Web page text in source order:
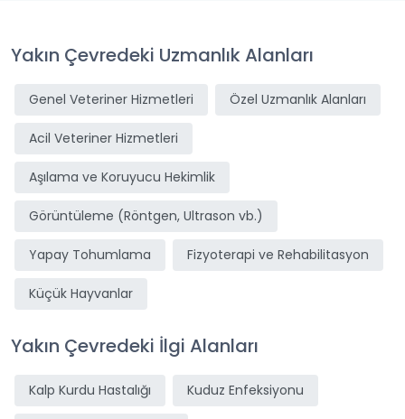
Yakın Çevredeki Uzmanlık Alanları
Genel Veteriner Hizmetleri Özel Uzmanlık Alanları
Acil Veteriner Hizmetleri
Aşılama ve Koruyucu Hekimlik
Görüntüleme (Röntgen, Ultrason vb.)
Yapay Tohumlama Fizyoterapi ve Rehabilitasyon
Küçük Hayvanlar
Yakın Çevredeki İlgi Alanları
Kalp Kurdu Hastalığı Kuduz Enfeksiyonu